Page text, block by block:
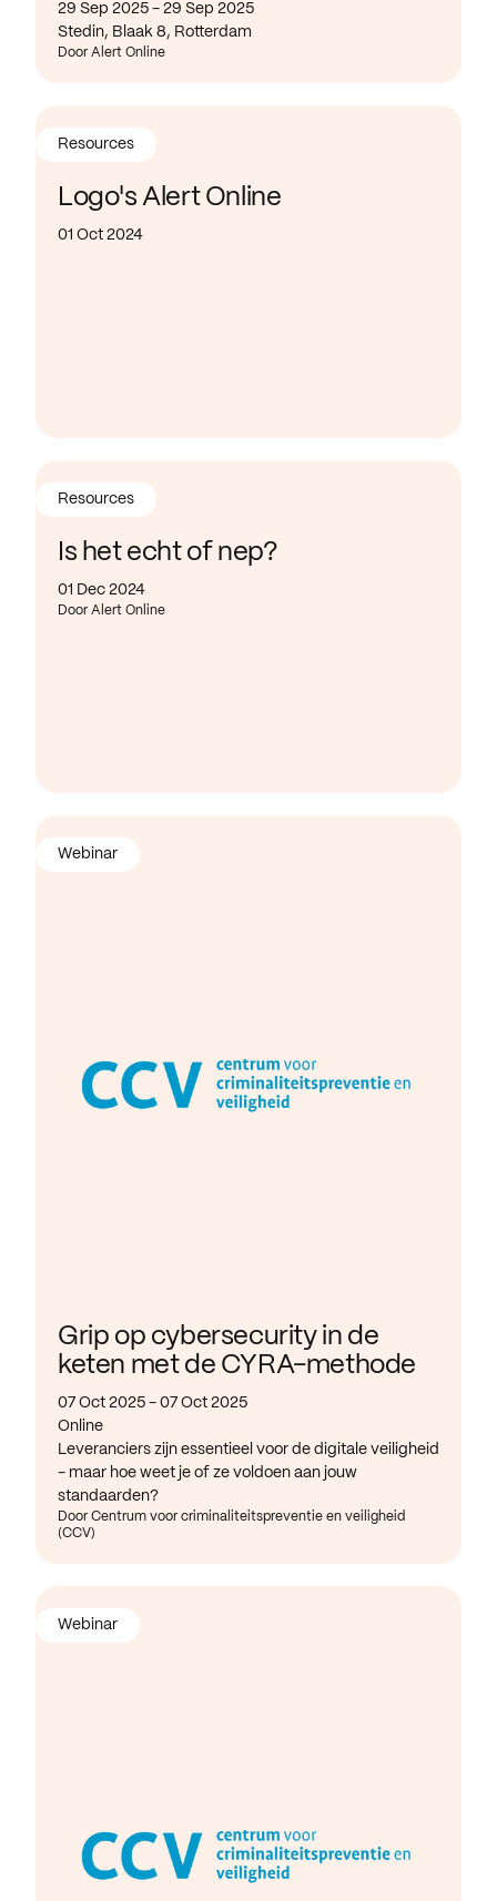
29 Sep 2025 - 29 Sep 2025
Stedin, Blaak 8, Rotterdam
Door Alert Online
Logo's Alert Online
01 Oct 2024
Resources
Is het echt of nep?
01 Dec 2024
Door Alert Online
Resources
Grip op cybersecurity in de
keten met de CYRA-methode
07 Oct 2025 - 07 Oct 2025
Online
Leveranciers zijn essentieel voor de digitale veiligheid
- maar hoe weet je of ze voldoen aan jouw
standaarden?
Door Centrum voor criminaliteitspreventie en veiligheid
(CCV)
Webinar
Webinar